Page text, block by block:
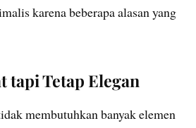
karena beberapa alasan yang
tapi Tetap Elegan
membutuhkan banyak elemen